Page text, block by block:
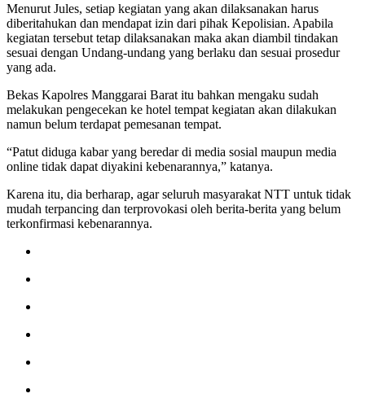
Menurut Jules, setiap kegiatan yang akan dilaksanakan harus
diberitahukan dan mendapat izin dari pihak Kepolisian. Apabila
kegiatan tersebut tetap dilaksanakan maka akan diambil tindakan
sesuai dengan Undang-undang yang berlaku dan sesuai prosedur
yang ada.
Bekas Kapolres Manggarai Barat itu bahkan mengaku sudah
melakukan pengecekan ke hotel tempat kegiatan akan dilakukan
namun belum terdapat pemesanan tempat.
“Patut diduga kabar yang beredar di media sosial maupun media
online tidak dapat diyakini kebenarannya,” katanya.
Karena itu, dia berharap, agar seluruh masyarakat NTT untuk tidak
mudah terpancing dan terprovokasi oleh berita-berita yang belum
terkonfirmasi kebenarannya.